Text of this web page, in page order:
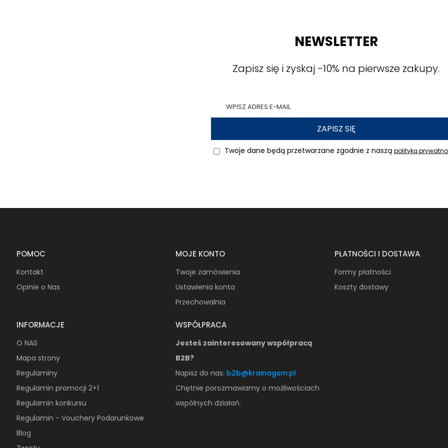
NEWSLETTER
Zapisz się i zyskaj -10% na pierwsze zakupy.
ZAPISZ SIĘ
Twoje dane będą przetwarzane zgodnie z naszą polityką
POMOC
Kontakt
Opinie o Nas
MOJE KONTO
Twoje zamówienia
Ustawienia konta
Przechowalnia
PŁATNOŚCI I DOSTAWA
Formy płatności
Koszty dostawy
INFORMACJE
O NAS
Mapa strony
Regulaminy
Regulamin promocji 2+1
Regulamin konkursu
Regulamin - Vouchery Podarunkowe
Blog
WSPÓŁPRACA
Jesteś zainteresowany współpracą
B2B?
Napisz do nas: b2b@krainagsm.pl
Chętnie porozmawiamy o możliwościach
wspólnych działań.